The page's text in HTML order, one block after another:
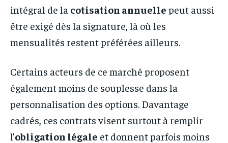
intégral de la cotisation annuelle peut aussi
être exigé dès la signature, là où les
mensualités restent préférées ailleurs.
Certains acteurs de ce marché proposent
également moins de souplesse dans la
personnalisation des options. Davantage
cadrés, ces contrats visent surtout à remplir
l’obligation légale et donnent parfois moins